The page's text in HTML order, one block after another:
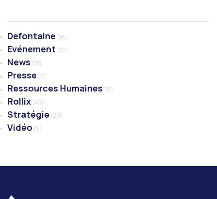
Defontaine (18)
Evénement (32)
News (31)
Presse (2)
Ressources Humaines (17)
Rollix (46)
Stratégie (20)
Vidéo (9)